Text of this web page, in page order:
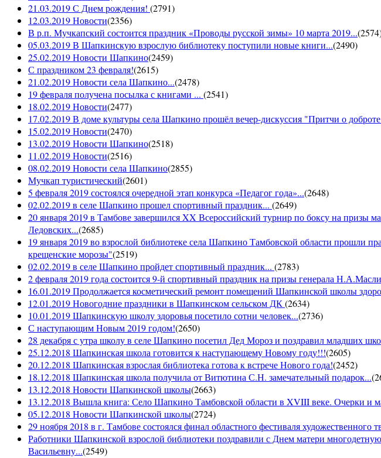
21.03.2019 С Днем рождения! (2791)
12.03.2019 Новости(2356)
В р.п. Мучкапский состоится праздник «Проводы русской зимы» 10 марта 2019...(2574
05.03.2019 В Шапкинскую взрослую библиотеку поступили новые книги...(2490)
25.02.2019 Новости Шапкино(2459)
С праздником 23 февраля!(2615)
21.02.2019 Новости села Шапкино...(2478)
19 февраля получена посылка с книгами ... (2541)
18.02.2019 Новости(2477)
17.02.2019 В доме культуры села Шапкино прошёл вечер-дискуссия "Притчи о
15.02.2019 Новости(2470)
13.02.2019 Новости Шапкино(2518)
11.02.2019 Новости(2516)
08.02.2019 Новости села Шапкино(2855)
Мучкап туристический(2601)
5 февраля 2019 состоялся очередной этап конкурса «Педагог года»...(2648)
02.02.2019 в селе Шапкино прошел спортивный праздник... (2649)
20 января 2019 в Тамбове завершился XX Всероссийский турнир по боксу на призы
Ледовских...(2685)
19 января 2019 во взрослой библиотеке села Шапкино Тамбовской области прошли
крещенские морозы"(2519)
02.02.2019 в селе Шапкино пройдет спортивный праздник... (2783)
2 февраля 2019 года состоится 9-й спортивный праздник на призы генерала
16.01.2019 Продолжается косметический ремонт помещений Шапкинской школы
12.01.2019 Новогодние праздники в Шапкинском сельском ДК(2634)
10.01.2019 Шапкинскую школу здоровья посетило сотни человек...(2736)
С наступающим Новым 2019 годом!(2650)
28 декабря с утра школу в селе Шапкино посетил Дед Мороз и поздравил младших
25.12.2018 Шапкинская школа готовится к наступающему Новому году!!!(2605)
20.12.2018 Шапкинская взрослая библиотека готова к встрече Нового года!(2452)
18.12.2018 Шапкинская школа получила от Витютина С.Н. замечательный подарок...(
13.12.2018 Новости Шапкинской школы(2663)
13.12.2018 Вышла книга: Село Шапкино Тамбовской области в XVIII веке. Очерки и
05.12.2018 Новости Шапкинской школы(2724)
29 ноября 2018 в г. Тамбове состоялся финал областного фестиваля художественного
Работники Шапкинской взрослой библиотеки поздравили с Днем матери
Васильевну...(2549)